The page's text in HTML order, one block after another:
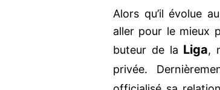
Alors qu’il évolue au
aller pour le mieux
buteur de la Liga,
privée.